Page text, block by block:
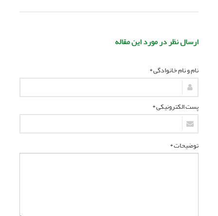
ارسال نظر در مورد این مقاله
نام و نام خانوادگی *
پست الکترونیکی *
توضیحات *